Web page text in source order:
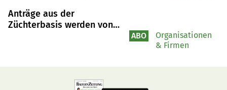
werden.
Anträge aus der
Züchterbasis werden von
ABO
Organisationen
& Firmen